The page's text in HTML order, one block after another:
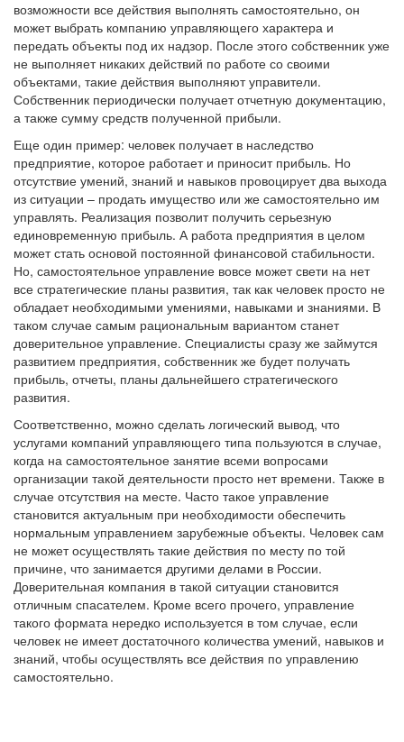
возможности все действия выполнять самостоятельно, он
может выбрать компанию управляющего характера и
передать объекты под их надзор. После этого собственник уже
не выполняет никаких действий по работе со своими
объектами, такие действия выполняют управители.
Собственник периодически получает отчетную документацию,
а также сумму средств полученной прибыли.
Еще один пример: человек получает в наследство
предприятие, которое работает и приносит прибыль. Но
отсутствие умений, знаний и навыков провоцирует два выхода
из ситуации – продать имущество или же самостоятельно им
управлять. Реализация позволит получить серьезную
единовременную прибыль. А работа предприятия в целом
может стать основой постоянной финансовой стабильности.
Но, самостоятельное управление вовсе может свети на нет
все стратегические планы развития, так как человек просто не
обладает необходимыми умениями, навыками и знаниями. В
таком случае самым рациональным вариантом станет
доверительное управление. Специалисты сразу же займутся
развитием предприятия, собственник же будет получать
прибыль, отчеты, планы дальнейшего стратегического
развития.
Соответственно, можно сделать логический вывод, что
услугами компаний управляющего типа пользуются в случае,
когда на самостоятельное занятие всеми вопросами
организации такой деятельности просто нет времени. Также в
случае отсутствия на месте. Часто такое управление
становится актуальным при необходимости обеспечить
нормальным управлением зарубежные объекты. Человек сам
не может осуществлять такие действия по месту по той
причине, что занимается другими делами в России.
Доверительная компания в такой ситуации становится
отличным спасателем. Кроме всего прочего, управление
такого формата нередко используется в том случае, если
человек не имеет достаточного количества умений, навыков и
знаний, чтобы осуществлять все действия по управлению
самостоятельно.